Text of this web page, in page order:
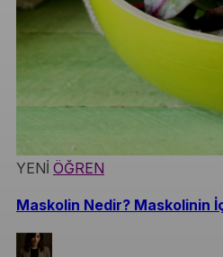
YENİ ÖĞREN
Maskolin Nedir? Maskolinin